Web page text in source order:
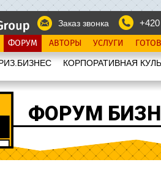
Заказ звонка
ФОРУМ АВТОРЫ УСЛУГИ
КОРПОРАТИВНАЯ
ФОРУМ